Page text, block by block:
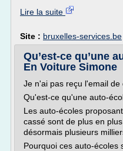
Lire la suite
Site : bruxelles-services.be
Qu’est-ce qu’une
En Voiture Simone
Je n'ai pas reçu l'email de
Qu'est-ce qu'une auto-
Les auto-écoles
cassé sont de plus en
désormais plusieurs
Pourquoi ces auto-écoles